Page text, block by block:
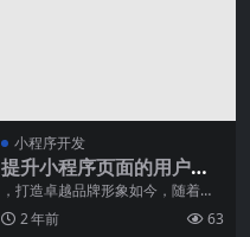
小程序开发
提升小程序页面的用户体
验
，打造卓越品牌形象如今，随着移
动互联网的普及和用户需求的不断
变化，越来越多的企业
2 年前 63